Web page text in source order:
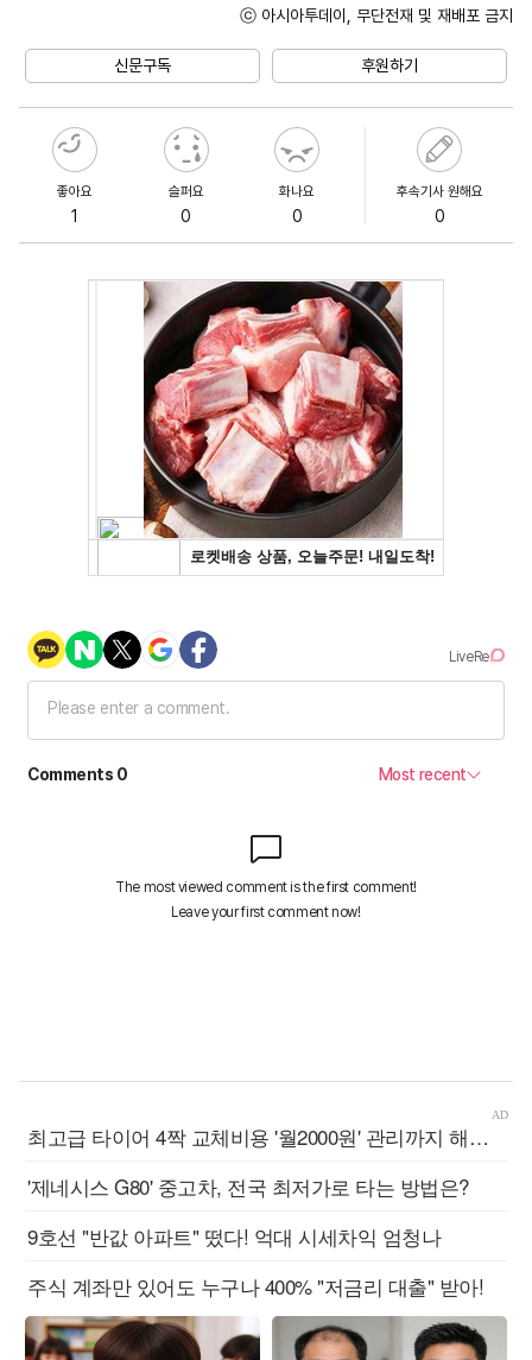
ⓒ 아시아투데이, 무단전재 및 재배포 금지
신문구독 후원하기
좋아요
1
슬퍼요
0
화나요
0
후속기사 원해요
0